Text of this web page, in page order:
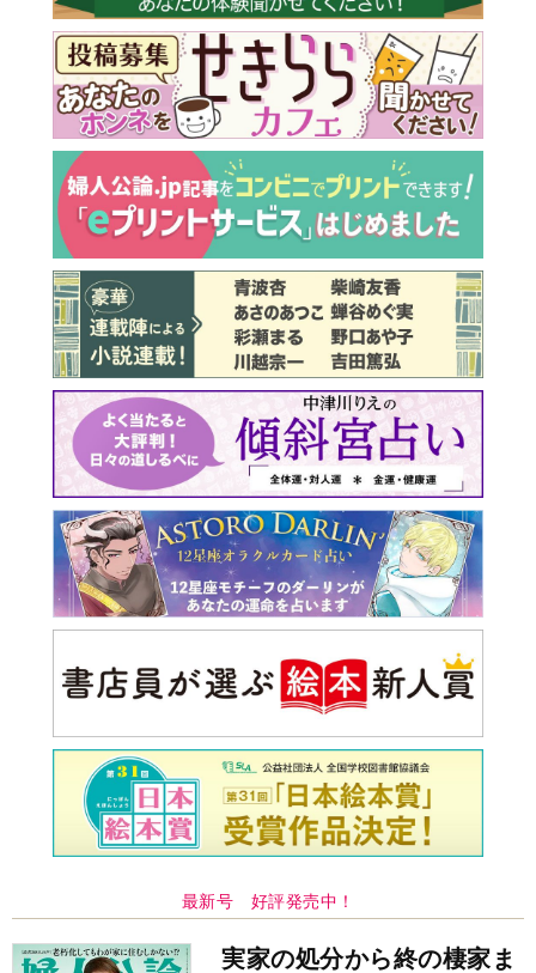
最新号 好評発売中！
実家の処分から終の棲家ま